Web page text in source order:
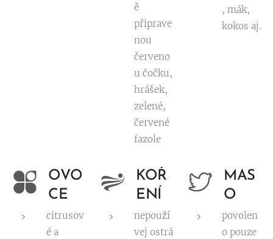
ě
připrave
nou
červeno
u čočku,
hrášek,
zelené,
červené
fazole
, mák,
kokos aj.
OVO
CE
citrusov
é a
KOŘ
ENÍ
nepouží
vej ostrá
MAS
O
povolen
o pouze